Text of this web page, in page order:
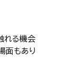
れる機会
面もあり